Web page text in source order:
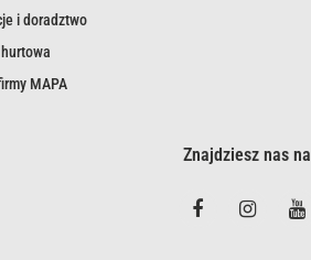
i doradztwo
MAPA
Znajdziesz nas na